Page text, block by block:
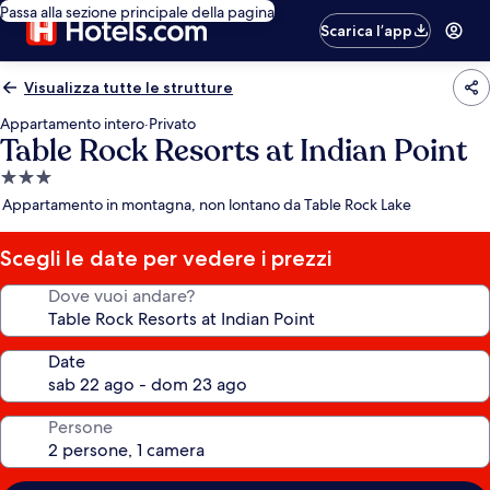
Passa alla sezione principale della pagina
Scarica l’app
Visualizza tutte le strutture
Appartamento intero·Privato
Table Rock Resorts at Indian Point
Struttura
a
stelle
Appartamento in montagna, non lontano da Table Rock Lake
Scegli le date per vedere i prezzi
Dove vuoi andare?
Date
Persone